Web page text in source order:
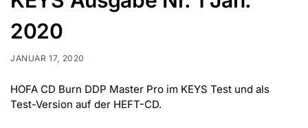
2020
JANUAR 17, 2020
HOFA CD Burn DDP Master Pro im KEYS Test und als
Test-Version auf der HEFT-CD.